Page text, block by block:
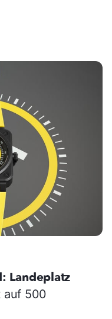
Landeplatz
auf 500